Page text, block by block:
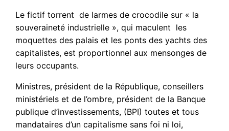
Le fictif torrent de larmes de crocodile sur « la
souveraineté industrielle », qui maculent les
moquettes des palais et les ponts des yachts des
capitalistes, est proportionnel aux mensonges de
leurs occupants.
Ministres, président de la République, conseillers
ministériels et de l’ombre, président de la Banque
publique d’investissements, (BPI) toutes et tous
mandataires d’un capitalisme sans foi ni loi,